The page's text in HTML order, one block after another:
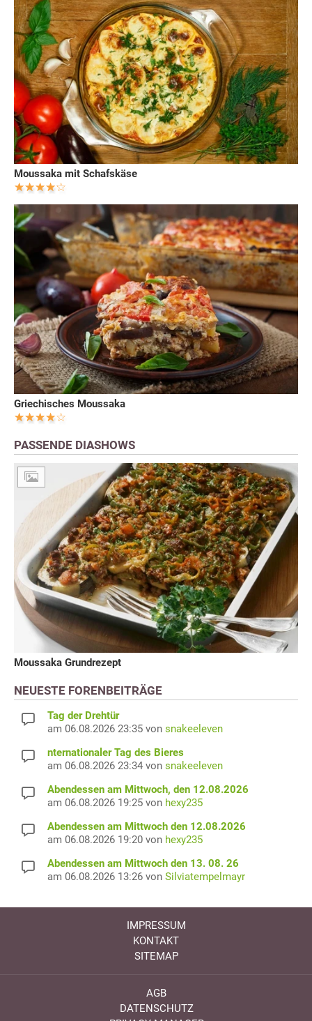
Moussaka mit Schafskäse
Griechisches Moussaka
PASSENDE DIASHOWS
Moussaka Grundrezept
NEUESTE FORENBEITRÄGE
Tag der Drehtür
am 06.08.2026 23:35 von snakeeleven
nternationaler Tag des Bieres
am 06.08.2026 23:34 von snakeeleven
Abendessen am Mittwoch, den 12.08.2026
am 06.08.2026 19:25 von hexy235
Abendessen am Mittwoch den 12.08.2026
am 06.08.2026 19:20 von hexy235
Abendessen am Mittwoch den 13. 08. 26
am 06.08.2026 13:26 von Silviatempelmayr
IMPRESSUM
KONTAKT
SITEMAP
AGB
DATENSCHUTZ